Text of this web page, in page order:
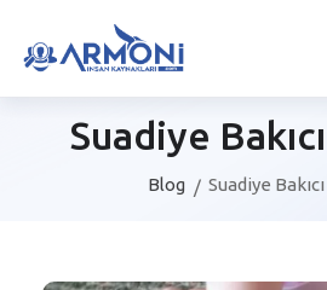
Suadiye
Blog Suadiye